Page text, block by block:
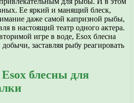
Ее яркий и манящий блеск,
даже самой капризной рыбы,
в настоящий театр одного актера.
игре в воде, Esox блесна
заставляя рыбу реагировать
блесны для